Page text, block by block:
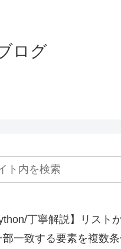
ログ
丁寧解説】リスト
部一致する要素を複数